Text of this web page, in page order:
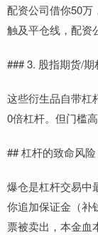
配资公司借你50万
触及平仓线，配资
### 3. 股指期货/期
这些衍生品自带杠
0倍杠杆。但门槛
## 杠杆的致命风
爆仓是杠杆交易中
你追加保证金（
票被卖出，本金血